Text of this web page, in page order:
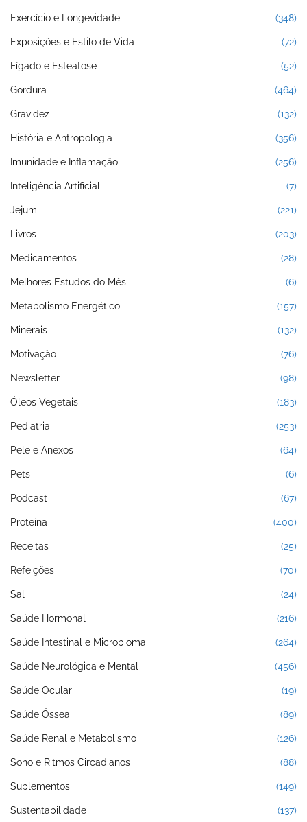
Exercício e Longevidade (348)
Exposições e Estilo de Vida (72)
Fígado e Esteatose (52)
Gordura (464)
Gravidez (132)
História e Antropologia (356)
Imunidade e Inflamação (256)
Inteligência Artificial (7)
Jejum (221)
Livros (203)
Medicamentos (28)
Melhores Estudos do Mês (6)
Metabolismo Energético (157)
Minerais (132)
Motivação (76)
Newsletter (98)
Óleos Vegetais (183)
Pediatria (253)
Pele e Anexos (64)
Pets (6)
Podcast (67)
Proteína (400)
Receitas (25)
Refeições (70)
Sal (24)
Saúde Hormonal (216)
Saúde Intestinal e Microbioma (264)
Saúde Neurológica e Mental (456)
Saúde Ocular (19)
Saúde Óssea (89)
Saúde Renal e Metabolismo (126)
Sono e Ritmos Circadianos (88)
Suplementos (149)
Sustentabilidade (137)